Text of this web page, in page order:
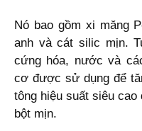
Nó bao gồm xi măng
anh và cát silic mịn.
cứng hóa, nước và
cơ được sử dụng để
tông hiệu suất siêu
bột mịn.